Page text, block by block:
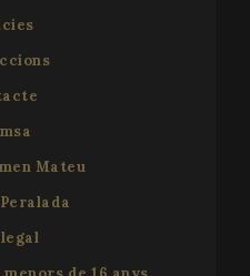
Mateu
.vimeo.com